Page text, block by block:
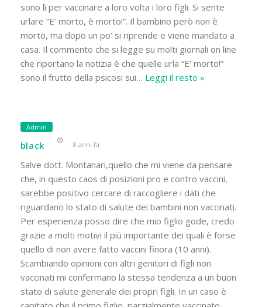
sono lì per vaccinare a loro volta i loro figli. Si sente
urlare “E’ morto, è morto!”. Il bambino però non è
morto, ma dopo un po’ si riprende e viene mandato a
casa. Il commento che si legge su molti giornali on line
che riportano la notizia è che quelle urla “E’ morto!”
sono il frutto della psicosi sui… Leggi il resto »
Admin
black 8 anni fa
Salve dott. Montanari,quello che mi viene da pensare
che, in questo caos di posizioni pro e contro vaccini,
sarebbe positivo cercare di raccogliere i dati che
riguardano lo stato di salute dei bambini non vaccinati.
Per esperienza posso dire che mio figlio gode, credo
grazie a molti motivi il più importante dei quali è forse
quello di non avere fatto vaccini finora (10 anni).
Scambiando opinioni con altri genitori di figli non
vaccinati mi confermano la stessa tendenza a un buon
stato di salute generale dei propri figli. In un caso è